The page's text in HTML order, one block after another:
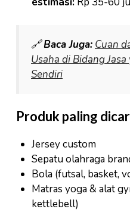
🔗Baca Juga: Cuan
Usaha di Bidang
Sendiri
Produk paling
Jersey custom
Sepatu olahraga
Bola (futsal, basket,
Matras yoga & alat
kettlebell)